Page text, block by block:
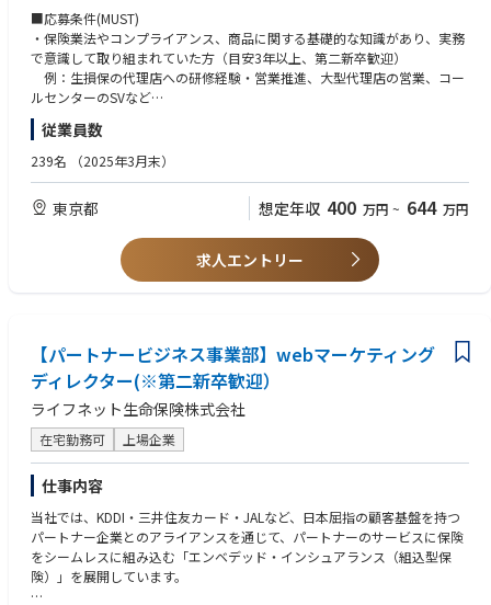
・保険業界の知識・業法理解を活かした、パートナー企業への共同募集や
プロモーション施策の能動的な提案・調整
・先輩社員（プロモーションの知見を持つメンバー）と連携した、各パー
トナーチャンネルにおけるサイト改善・プッシュ施策（メール配信・アプ
リ露出等）の調整・実行
し
【保険業界での経験（業法理解や現場感覚）が、最強の武器になります】
私たちが取り組む「エンベデッド・インシュアランス」の面白さは、自分
が持つ保険の知識が、提携先である大手企業の巨大なサービス基盤と掛け
のあり方など）を踏まえた上で、いかにパートナー企業とスムーズな交
渉・共同プロモーションを組み立てられるか」が最も重要です。
に立って共同プロモーションのアイデアを練り、何万人・何百万人ものユ
ーザーに届く施策へと形を変えていく、非常にワクワクするマーケティン
グを未経験から経験できます。
■応募条件(MUST)
・保険業法やコンプライアンス、商品に関する基礎的な知識があり、実務
で意識して取り組まれていた方（目安3年以上、第二新卒歓迎）
例：生損保の代理店への研修経験・営業推進、大型代理店の営業、コー
ルセンターのSVなど
・マーケティング（Webマーケティング、サイト企画、CRM等）に対する
強い興味・関心がありの方
・ライフネットの生命保険マニフェストに共感・共鳴していただける方
■応募条件(WANT)
・乗り合い代理店やアライアンス先との折衝・リレーション構築の経験
・金融/保険分野でのWebプロモーション、あるいはWebサイトの簡易的
な運用・改善に関わった経験
・営業や折衝業務において、高い成果や調整力を発揮された経験
最初はそれぞれの知識を組み合わせた体制で業務を行うため、保険の専門
性を活かしつつ、最先端のWebマーケティングスキルを実務を通じて体系
的に学ぶことができます。
・「保険×マーケティング」の先にある幅広いキャリア選択肢
職種が縦割りされていないため、アライアンス実務に慣れた後は、ジョブ
ローテーションを通じて「事業開発（中長期のアライアンス推進）」や
「プロダクト開発（PDMとして見積もり画面以降のサービス開発）」へ
と、柔軟にキャリアをステップアップしていける環境です。
■求める人物像
・保険の専門知識・業法知識をベースに、交渉や調整が停滞しないよう現
場を理解した能動的な動きができる方
・「営業マインド」を持ち、相手（パートナー企業）にとってもメリット
従業員数
239名 （2025年3月末）
東京都 想定年収 400 万円 ~ 644 万円
求人エントリー
【パートナービジネス事業部】webマーケティング
ディレクター(※第二新卒歓迎）
ライフネット生命保険株式会社
在宅勤務可 上場企業
仕事内容
当社では、KDDI・三井住友カード・JALなど、日本屈指の顧客基盤を持つ
パートナー企業とのアライアンスを通じて、パートナーのサービスに保険
をシームレスに組み込む「エンベデッド・インシュアランス（組込型保
険）」を展開しています。